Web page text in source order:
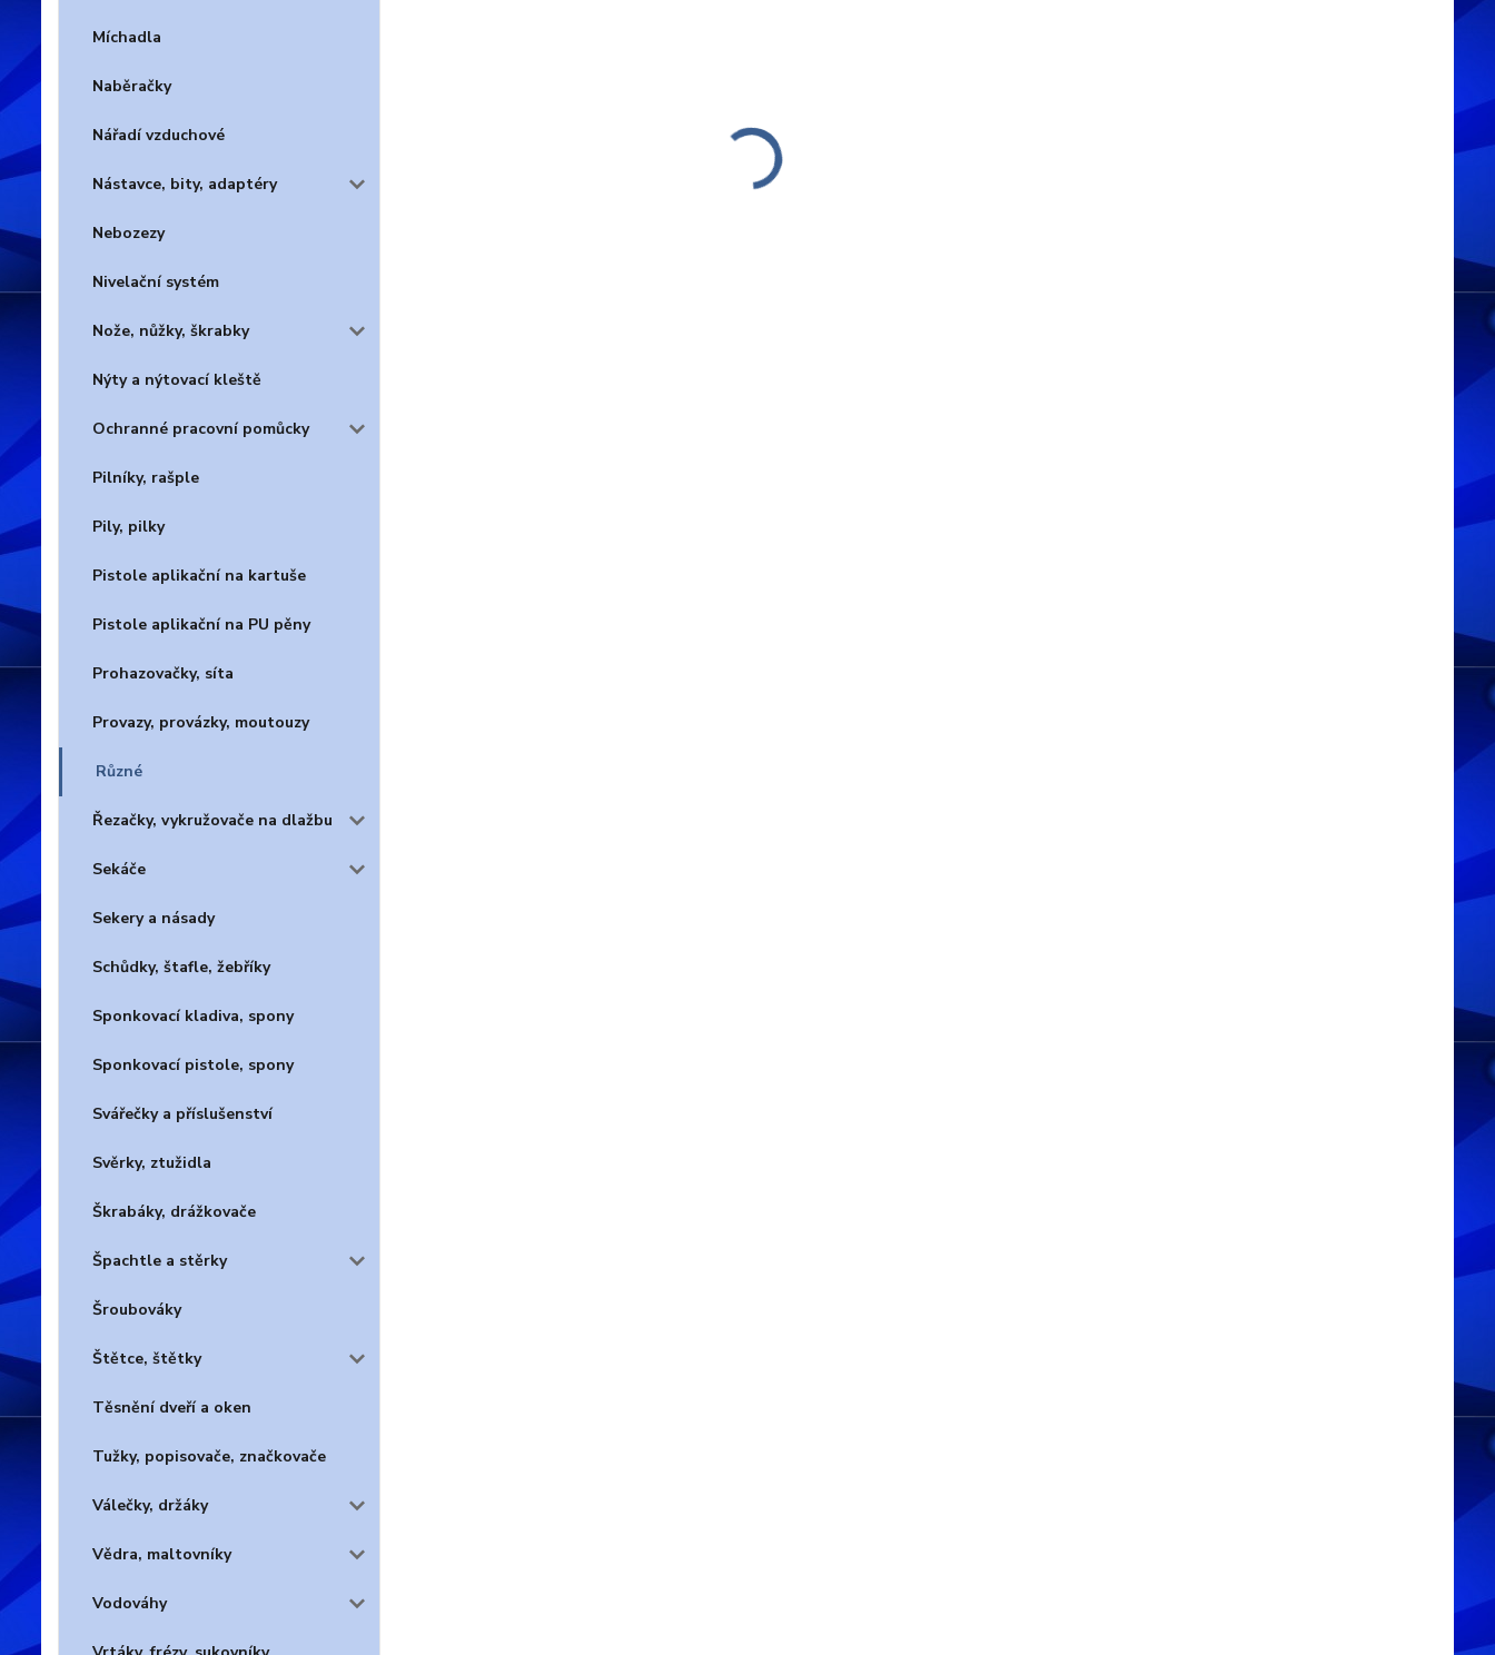
Míchadla
Naběračky
Nářadí vzduchové
Nástavce, bity, adaptéry
Nebozezy
Nivelační systém
Nože, nůžky, škrabky
Nýty a nýtovací kleště
Ochranné pracovní pomůcky
Pilníky, rašple
Pily, pilky
Pistole aplikační na kartuše
Pistole aplikační na PU pěny
Prohazovačky, síta
Provazy, provázky, moutouzy
Různé
Řezačky, vykružovače na dlažbu
Sekáče
Sekery a násady
Schůdky, štafle, žebříky
Sponkovací kladiva, spony
Sponkovací pistole, spony
Svářečky a příslušenství
Svěrky, ztužidla
Škrabáky, drážkovače
Špachtle a stěrky
Šroubováky
Štětce, štětky
Těsnění dveří a oken
Tužky, popisovače, značkovače
Válečky, držáky
Vědra, maltovníky
Vodováhy